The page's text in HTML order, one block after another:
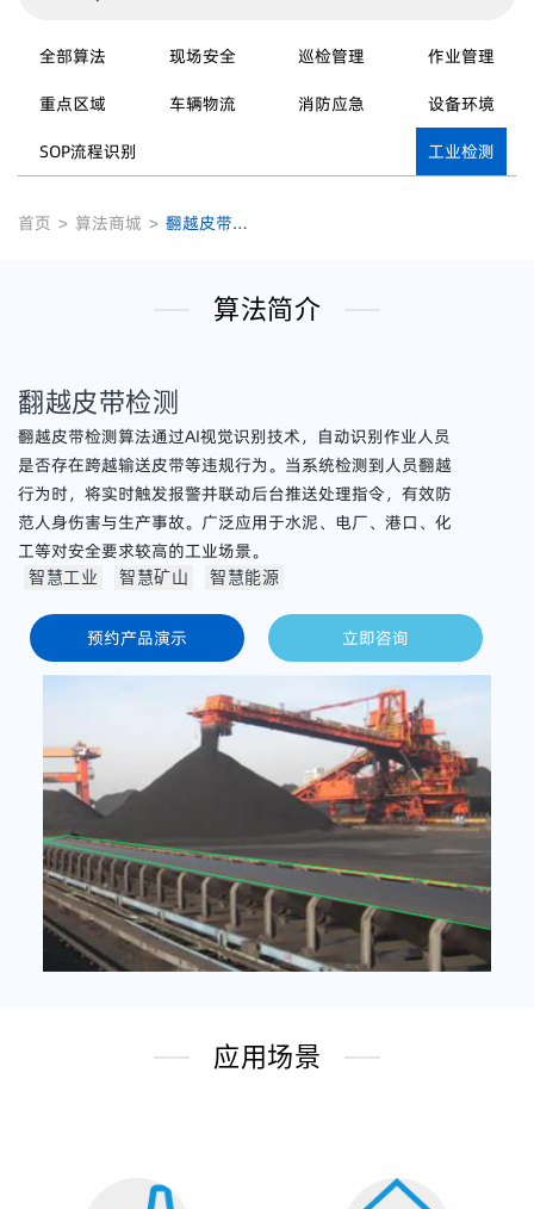
全部算法 现场安全 巡检管理
作业管理
重点区域
车辆物流 消防应急
设备环境
SOP流程识别
工业检测
首页 > 算法商城 > 翻越皮带检测
算法简介
翻越皮带检测
翻越皮带检测算法通过AI视觉识别技术，自动识别作业人员
是否存在跨越输送皮带等违规行为。当系统检测到人员翻越
行为时，将实时触发报警并联动后台推送处理指令，有效防
范人身伤害与生产事故。广泛应用于水泥、电厂、港口、化
工等对安全要求较高的工业场景。
智慧工业 智慧矿山 智慧能源
预约产品演示 立即咨询
应用场景